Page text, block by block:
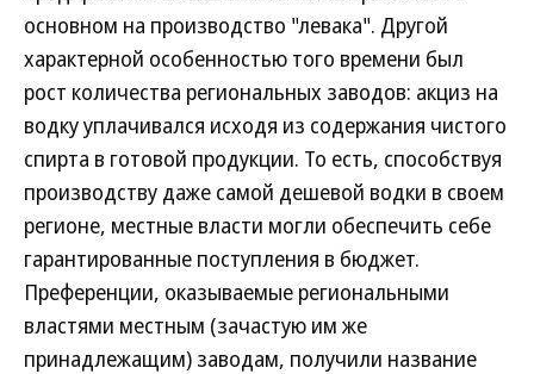
основном на производство "левака". Другой
характерной особенностью того времени был
рост количества региональных заводов: акциз на
водку уплачивался исходя из содержания чистого
спирта в готовой продукции. То есть, способствуя
производству даже самой дешевой водки в своем
регионе, местные власти могли обеспечить себе
гарантированные поступления в бюджет.
Преференции, оказываемые региональными
властями местным (зачастую им же
принадлежащим) заводам, получили название